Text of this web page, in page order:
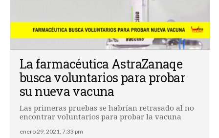
La farmacéutica AstraZanaqe
busca voluntarios para probar
su nueva vacuna
Las primeras pruebas se habrían retrasado al no
encontrar voluntarios para probar la vacuna
enero 29, 2021, 7:33 pm